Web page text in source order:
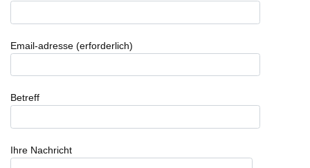
Email-adresse (erforderlich)
Betreff
Ihre Nachricht